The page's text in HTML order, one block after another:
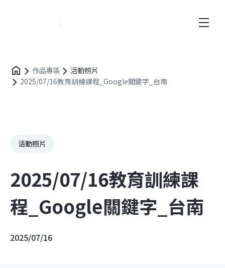
作品專區
活動照片
2025/07/16教育訓練課程_Google關鍵字_台南
活動照片
2025/07/16教育訓練課
程_Google關鍵字_台南
2025/07/16